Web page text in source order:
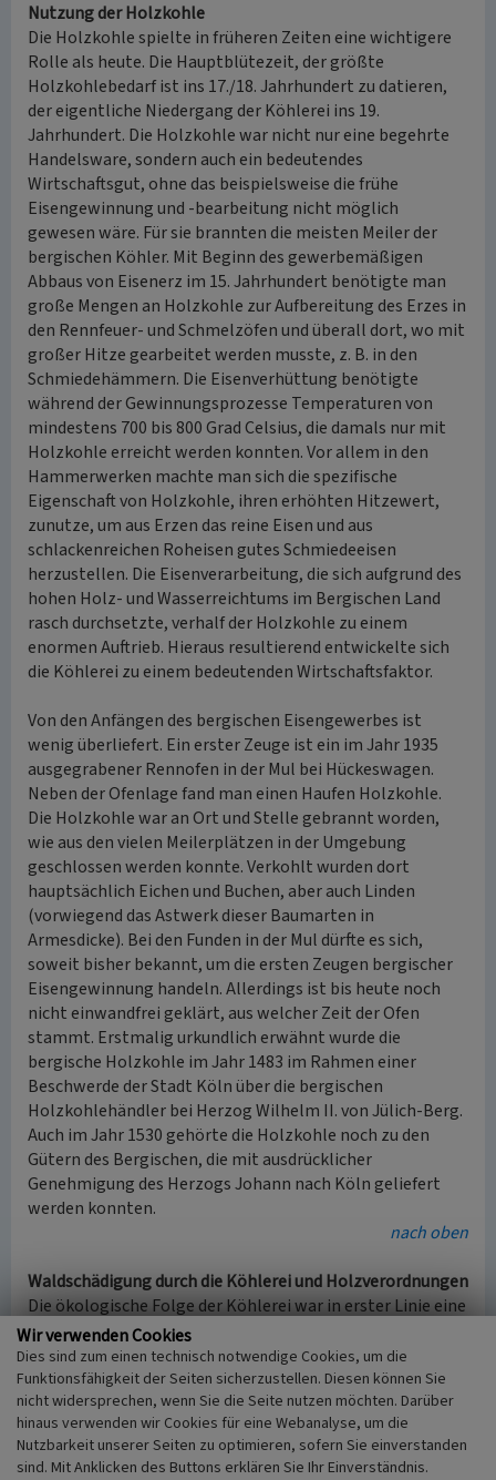
Nutzung der Holzkohle
Die Holzkohle spielte in früheren Zeiten eine wichtigere
Rolle als heute. Die Hauptblütezeit, der größte
Holzkohlebedarf ist ins 17./18. Jahrhundert zu datieren,
der eigentliche Niedergang der Köhlerei ins 19.
Jahrhundert. Die Holzkohle war nicht nur eine begehrte
Handelsware, sondern auch ein bedeutendes
Wirtschaftsgut, ohne das beispielsweise die frühe
Eisengewinnung und -bearbeitung nicht möglich
gewesen wäre. Für sie brannten die meisten Meiler der
bergischen Köhler. Mit Beginn des gewerbemäßigen
Abbaus von Eisenerz im 15. Jahrhundert benötigte man
große Mengen an Holzkohle zur Aufbereitung des Erzes in
den Rennfeuer- und Schmelzöfen und überall dort, wo mit
großer Hitze gearbeitet werden musste, z. B. in den
Schmiedehämmern. Die Eisenverhüttung benötigte
während der Gewinnungsprozesse Temperaturen von
mindestens 700 bis 800 Grad Celsius, die damals nur mit
Holzkohle erreicht werden konnten. Vor allem in den
Hammerwerken machte man sich die spezifische
Eigenschaft von Holzkohle, ihren erhöhten Hitzewert,
zunutze, um aus Erzen das reine Eisen und aus
schlackenreichen Roheisen gutes Schmiedeeisen
herzustellen. Die Eisenverarbeitung, die sich aufgrund des
hohen Holz- und Wasserreichtums im Bergischen Land
rasch durchsetzte, verhalf der Holzkohle zu einem
enormen Auftrieb. Hieraus resultierend entwickelte sich
die Köhlerei zu einem bedeutenden Wirtschaftsfaktor.
Von den Anfängen des bergischen Eisengewerbes ist
wenig überliefert. Ein erster Zeuge ist ein im Jahr 1935
ausgegrabener Rennofen in der Mul bei Hückeswagen.
Neben der Ofenlage fand man einen Haufen Holzkohle.
Die Holzkohle war an Ort und Stelle gebrannt worden,
wie aus den vielen Meilerplätzen in der Umgebung
geschlossen werden konnte. Verkohlt wurden dort
hauptsächlich Eichen und Buchen, aber auch Linden
(vorwiegend das Astwerk dieser Baumarten in
Armesdicke). Bei den Funden in der Mul dürfte es sich,
soweit bisher bekannt, um die ersten Zeugen bergischer
Eisengewinnung handeln. Allerdings ist bis heute noch
nicht einwandfrei geklärt, aus welcher Zeit der Ofen
stammt. Erstmalig urkundlich erwähnt wurde die
bergische Holzkohle im Jahr 1483 im Rahmen einer
Beschwerde der Stadt Köln über die bergischen
Holzkohlehändler bei Herzog Wilhelm II. von Jülich-Berg.
Auch im Jahr 1530 gehörte die Holzkohle noch zu den
Gütern des Bergischen, die mit ausdrücklicher
Genehmigung des Herzogs Johann nach Köln geliefert
werden konnten.
nach oben
Waldschädigung durch die Köhlerei und Holzverordnungen
Die ökologische Folge der Köhlerei war in erster Linie eine
verheerende Waldschädigung. Der Aufschwung der
Köhlerei, bedingt durch den stetig steigenden Bedarf an
Holzkohle für die Eisenverarbeitung führte bald zu
Schwierigkeiten. Die Waldbestände im Bergischen erlitten
daher seit Mitte des 16. Jahrhunderts erheblichen
Schaden. Durch die enormen Mengen an Holz, die in der
Wir verwenden Cookies
Dies sind zum einen technisch notwendige Cookies, um die
Funktionsfähigkeit der Seiten sicherzustellen. Diesen können Sie
nicht widersprechen, wenn Sie die Seite nutzen möchten. Darüber
hinaus verwenden wir Cookies für eine Webanalyse, um die
Nutzbarkeit unserer Seiten zu optimieren, sofern Sie einverstanden
sind. Mit Anklicken des Buttons erklären Sie Ihr Einverständnis.